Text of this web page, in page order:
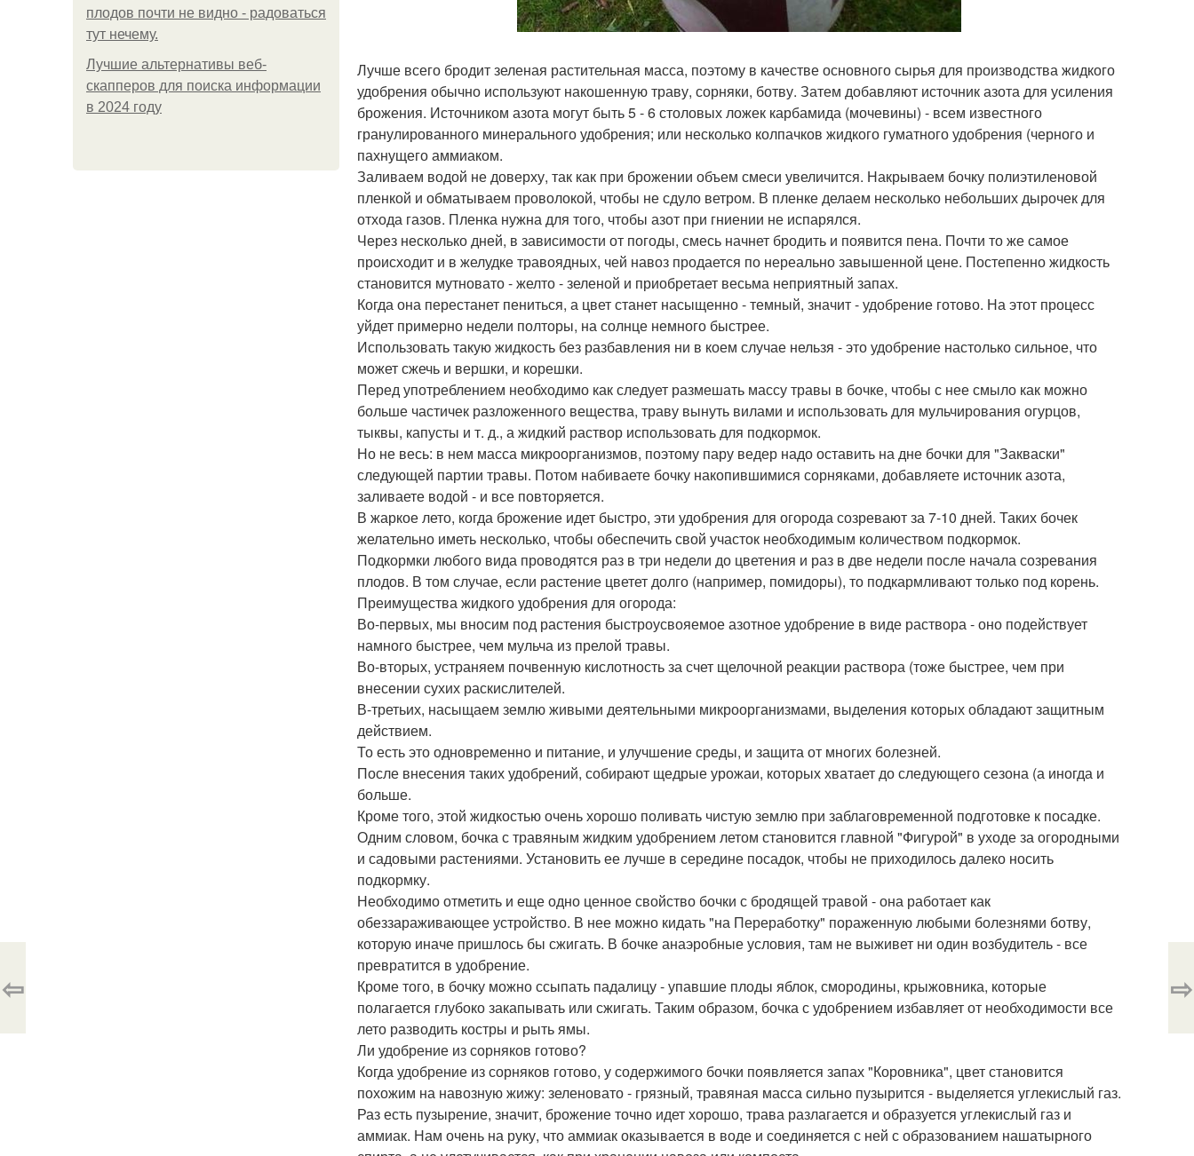
плодов почти не видно - радоваться
тут нечему.
Лучшие альтернативы веб-
скапперов для поиска информации
в 2024 году
Лучше всего бродит зеленая растительная масса, поэтому в качестве основного сырья для производства жидкого
удобрения обычно используют накошенную траву, сорняки, ботву. Затем добавляют источник азота для усиления
брожения. Источником азота могут быть 5 - 6 столовых ложек карбамида (мочевины) - всем известного
гранулированного минерального удобрения; или несколько колпачков жидкого гуматного удобрения (черного и
пахнущего аммиаком.
Заливаем водой не доверху, так как при брожении объем смеси увеличится. Накрываем бочку полиэтиленовой
пленкой и обматываем проволокой, чтобы не сдуло ветром. В пленке делаем несколько небольших дырочек для
отхода газов. Пленка нужна для того, чтобы азот при гниении не испарялся.
Через несколько дней, в зависимости от погоды, смесь начнет бродить и появится пена. Почти то же самое
происходит и в желудке травоядных, чей навоз продается по нереально завышенной цене. Постепенно жидкость
становится мутновато - желто - зеленой и приобретает весьма неприятный запах.
Когда она перестанет пениться, а цвет станет насыщенно - темный, значит - удобрение готово. На этот процесс
уйдет примерно недели полторы, на солнце немного быстрее.
Использовать такую жидкость без разбавления ни в коем случае нельзя - это удобрение настолько сильное, что
может сжечь и вершки, и корешки.
Перед употреблением необходимо как следует размешать массу травы в бочке, чтобы с нее смыло как можно
больше частичек разложенного вещества, траву вынуть вилами и использовать для мульчирования огурцов,
тыквы, капусты и т. д., а жидкий раствор использовать для подкормок.
Но не весь: в нем масса микроорганизмов, поэтому пару ведер надо оставить на дне бочки для "Закваски"
следующей партии травы. Потом набиваете бочку накопившимися сорняками, добавляете источник азота,
заливаете водой - и все повторяется.
В жаркое лето, когда брожение идет быстро, эти удобрения для огорода созревают за 7-10 дней. Таких бочек
желательно иметь несколько, чтобы обеспечить свой участок необходимым количеством подкормок.
Подкормки любого вида проводятся раз в три недели до цветения и раз в две недели после начала созревания
плодов. В том случае, если растение цветет долго (например, помидоры), то подкармливают только под корень.
Преимущества жидкого удобрения для огорода:
Во-первых, мы вносим под растения быстроусвояемое азотное удобрение в виде раствора - оно подействует
намного быстрее, чем мульча из прелой травы.
Во-вторых, устраняем почвенную кислотность за счет щелочной реакции раствора (тоже быстрее, чем при
внесении сухих раскислителей.
В-третьих, насыщаем землю живыми деятельными микроорганизмами, выделения которых обладают защитным
действием.
То есть это одновременно и питание, и улучшение среды, и защита от многих болезней.
После внесения таких удобрений, собирают щедрые урожаи, которых хватает до следующего сезона (а иногда и
больше.
Кроме того, этой жидкостью очень хорошо поливать чистую землю при заблаговременной подготовке к посадке.
Одним словом, бочка с травяным жидким удобрением летом становится главной "Фигурой" в уходе за огородными
и садовыми растениями. Установить ее лучше в середине посадок, чтобы не приходилось далеко носить
подкормку.
Необходимо отметить и еще одно ценное свойство бочки с бродящей травой - она работает как
обеззараживающее устройство. В нее можно кидать "на Переработку" пораженную любыми болезнями ботву,
которую иначе пришлось бы сжигать. В бочке анаэробные условия, там не выживет ни один возбудитель - все
превратится в удобрение.
Кроме того, в бочку можно ссыпать падалицу - упавшие плоды яблок, смородины, крыжовника, которые
полагается глубоко закапывать или сжигать. Таким образом, бочка с удобрением избавляет от необходимости все
лето разводить костры и рыть ямы.
Ли удобрение из сорняков готово?
Когда удобрение из сорняков готово, у содержимого бочки появляется запах "Коровника", цвет становится
похожим на навозную жижу: зеленовато - грязный, травяная масса сильно пузырится - выделяется углекислый газ.
Раз есть пузырение, значит, брожение точно идет хорошо, трава разлагается и образуется углекислый газ и
аммиак. Нам очень на руку, что аммиак оказывается в воде и соединяется с ней с образованием нашатырного
⇦ ⇨